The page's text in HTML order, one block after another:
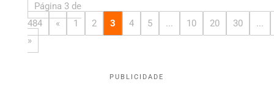
Página 3 de
484
« 1 2 3 4 5 ... 10 20 30
...
»
PUBLICIDADE